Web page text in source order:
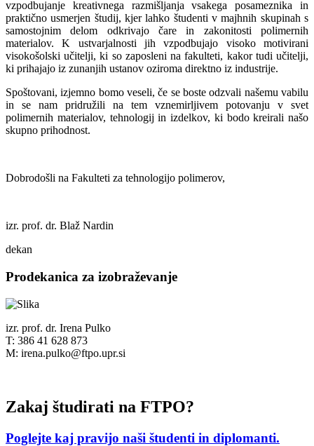
vzpodbujanje kreativnega razmišljanja vsakega posameznika in
praktično usmerjen študij, kjer lahko študenti v majhnih skupinah s
samostojnim delom odkrivajo čare in zakonitosti polimernih
materialov. K ustvarjalnosti jih vzpodbujajo visoko motivirani
visokošolski učitelji, ki so zaposleni na fakulteti, kakor tudi učitelji,
ki prihajajo iz zunanjih ustanov oziroma direktno iz industrije.
Spoštovani, izjemno bomo veseli, če se boste odzvali našemu vabilu
in se nam pridružili na tem vznemirljivem potovanju v svet
polimernih materialov, tehnologij in izdelkov, ki bodo kreirali našo
skupno prihodnost.
Dobrodošli na Fakulteti za tehnologijo polimerov,
izr. prof. dr. Blaž Nardin
dekan
Prodekanica za izobraževanje
izr. prof. dr. Irena Pulko
T: 386 41 628 873
M: irena.pulko@ftpo.upr.si
Zakaj študirati na FTPO?
Poglejte kaj pravijo naši študenti in diplomanti.